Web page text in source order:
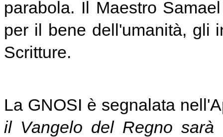
parabola. Il Maestro
per il bene dell'umanità, gli
Scritture.
La GNOSI è segnalata
il Vangelo del Regno